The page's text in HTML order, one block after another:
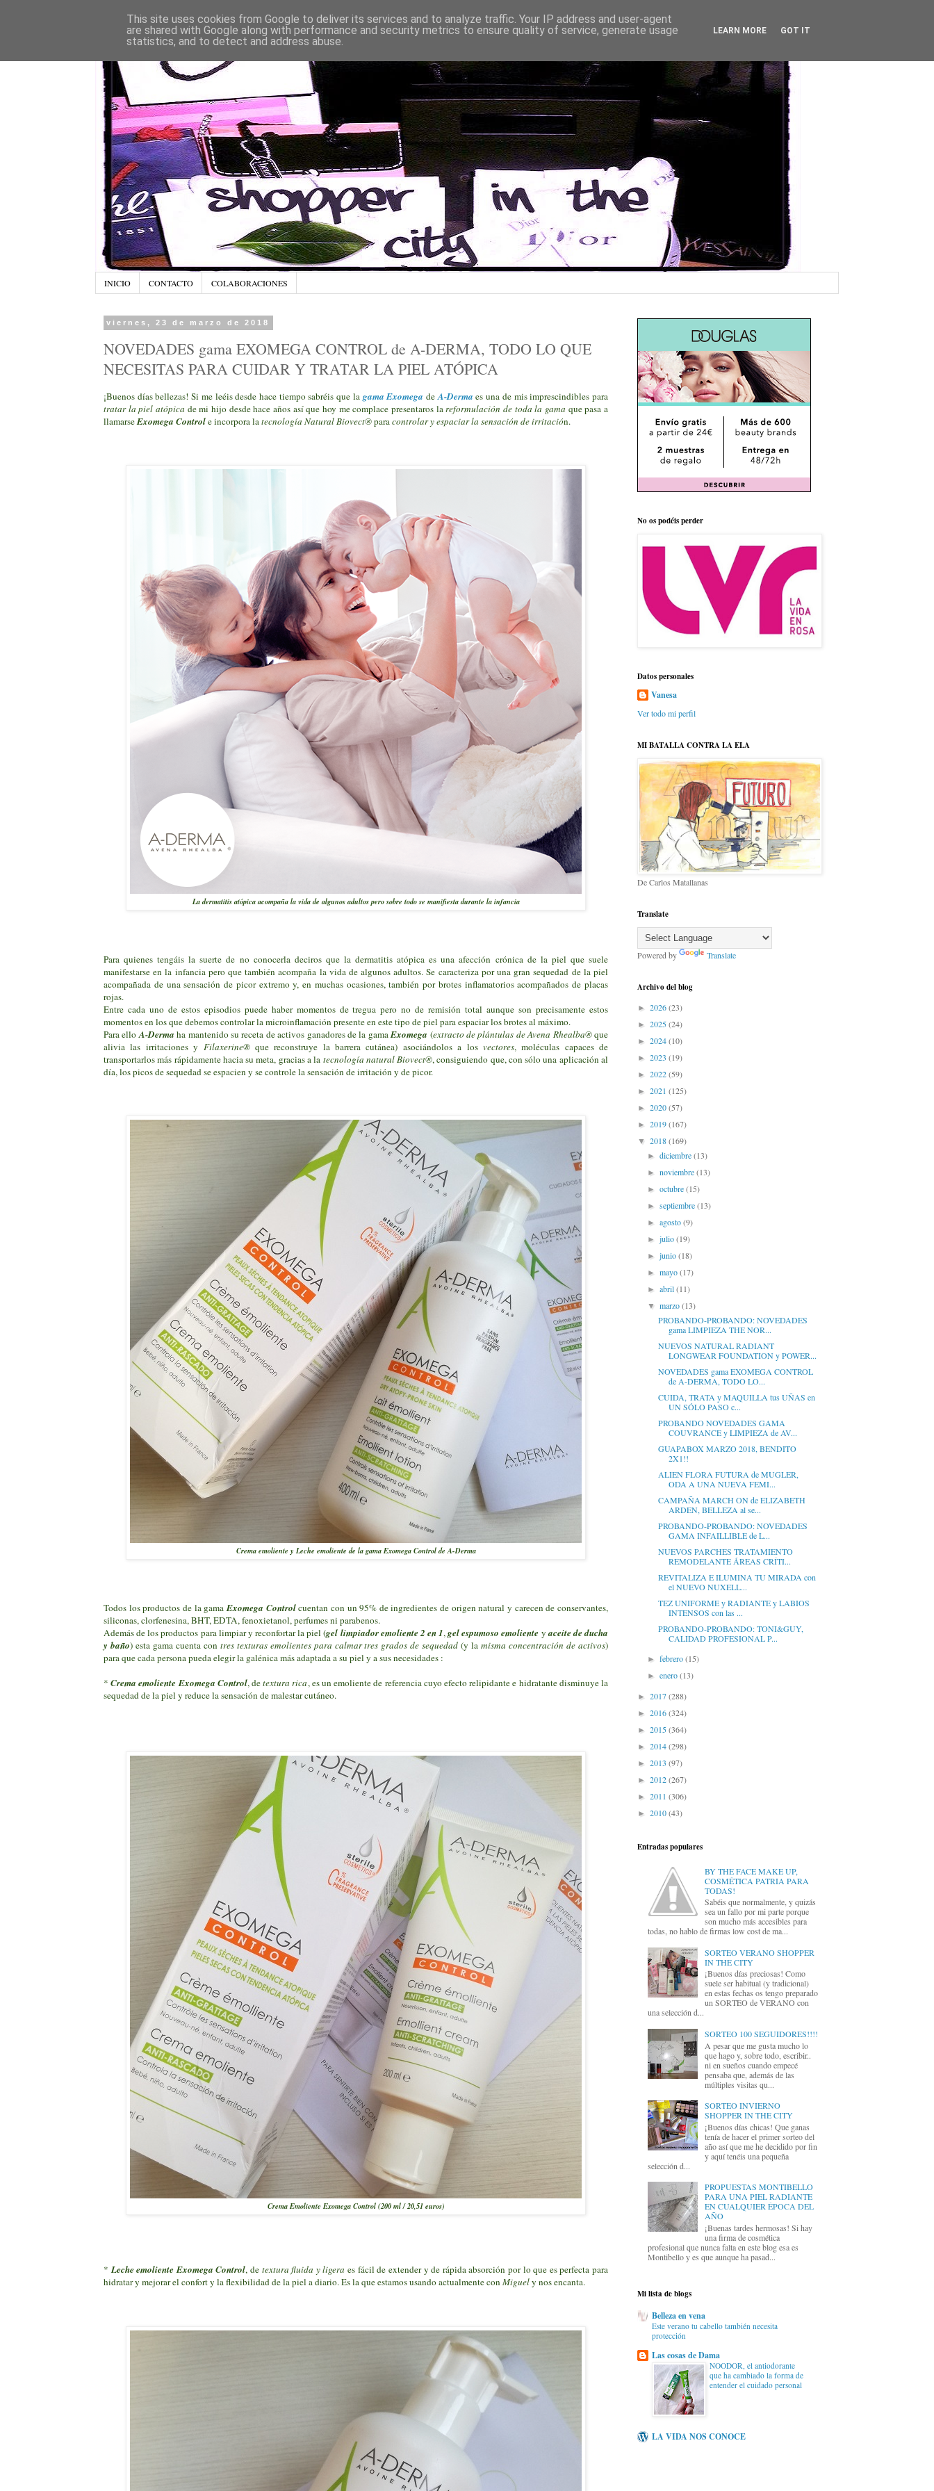
INICIO CONTACTO COLABORACIONES
viernes, 23 de marzo de 2018
NOVEDADES gama EXOMEGA CONTROL de A-DERMA, TODO LO QUE
NECESITAS PARA CUIDAR Y TRATAR LA PIEL ATÓPICA
¡Buenos días bellezas! Si me leéis desde hace tiempo sabréis que la gama Exomega deA-Derma es una de mis imprescindibles para
tratar la piel atópica de mi hijo desde hace años así que hoy me complace presentaros lareformulación de toda la gama que pasa a
llamarseExomega Controle incorpora latecnología Natural Biovect®paracontrolar y espaciar la sensación de irritación.
La dermatitis atópica acompaña la vida de algunos adultos pero sobre todo se manifiesta durante la infancia
Para quienes tengáis la suerte de no conocerla deciros que la dermatitis atópica es una afección crónica de la piel que suele
manifestarse en la infancia pero que también acompaña la vida de algunos adultos. Se caracteriza por una gran sequedad de la piel
acompañada de una sensación de picor extremo y, en muchas ocasiones, también por brotes inflamatorios acompañados de placas
rojas.
Entre cada uno de estos episodios puede haber momentos de tregua pero no de remisión total aunque son precisamente estos
momentos en los que debemos controlar la microinflamación presente en este tipo de piel para espaciar los brotes al máximo.
Para elloA-Derma ha mantenido su receta de activos ganadores de la gamaExomega (extracto de plántulas de Avena Rhealba®que
alivia las irritaciones y Filaxerine®que reconstruye la barrera cutánea) asociándolos a los vectores, moléculas capaces de
transportarlos más rápidamente hacia su meta, gracias a la tecnología natural Biovect®, consiguiendo que, con sólo una aplicación al
día, los picos de sequedad se espacien y se controle la sensación de irritación y de picor.
Crema emoliente y Leche emoliente de la gama Exomega Control de A-Derma
Todos los productos de la gamaExomega Controlcuentan con un 95% de ingredientes de origen natural y carecen de conservantes,
siliconas, clorfenesina, BHT, EDTA, fenoxietanol, perfumes ni parabenos.
Además de los productos para limpiar y reconfortar la piel (gel limpiador emoliente 2 en 1,gel espumoso emoliente yaceite de ducha
y baño) esta gama cuenta con tres texturas emolientes para calmar tres grados de sequedad (y lamisma concentración de activos)
para que cada persona pueda elegir la galénica más adaptada a su piel y a sus necesidades :
*Crema emoliente Exomega Control, detextura rica, es un emoliente de referencia cuyo efecto relipidante e hidratante disminuye la
sequedad de la piel y reduce la sensación de malestar cutáneo.
Crema Emoliente Exomega Control (200 ml / 20,51 euros)
*Leche emoliente Exomega Control, de textura fluida y ligera es fácil de extender y de rápida absorción por lo que es perfecta para
hidratar y mejorar el confort y la flexibilidad de la piel a diario. Es la que estamos usando actualmente con Miguely nos encanta.
No os podéis perder
Datos personales
Vanesa
Ver todo mi perfil
MI BATALLA CONTRA LA ELA
De Carlos Matallanas
Translate
Powered by Translate
Archivo del blog
► 2026(23)
► 2025(24)
► 2024(10)
► 2023 (19)
► 2022(59)
► 2021 (125)
► 2020(57)
► 2019(167)
▼ 2018(169)
►diciembre(13)
►noviembre(13)
►octubre(15)
►septiembre(13)
►agosto(9)
►julio(19)
►junio(18)
►mayo(17)
►abril(11)
▼marzo(13)
PROBANDO-PROBANDO: NOVEDADES
gama LIMPIEZA THE NOR...
NUEVOS NATURAL RADIANT
LONGWEAR FOUNDATION y POWER...
NOVEDADES gama EXOMEGA CONTROL
de A-DERMA, TODO LO...
CUIDA, TRATA y MAQUILLA tus UÑAS en
UN SÓLO PASO c...
PROBANDO NOVEDADES GAMA
COUVRANCE y LIMPIEZA de AV...
GUAPABOX MARZO 2018, BENDITO
2X1!!
ALIEN FLORA FUTURA de MUGLER,
ODA A UNA NUEVA FEMI...
CAMPAÑA MARCH ON de ELIZABETH
ARDEN, BELLEZA al se...
PROBANDO-PROBANDO: NOVEDADES
GAMA INFAILLIBLE de L...
NUEVOS PARCHES TRATAMIENTO
REMODELANTE ÁREAS CRÍTI...
REVITALIZA E ILUMINA TU MIRADA con
el NUEVO NUXELL...
TEZ UNIFORME y RADIANTE y LABIOS
INTENSOS con las ...
PROBANDO-PROBANDO: TONI&GUY,
CALIDAD PROFESIONAL P...
►febrero(15)
►enero(13)
► 2017(288)
► 2016(324)
► 2015(364)
► 2014(298)
► 2013 (97)
► 2012(267)
► 2011 (306)
► 2010(43)
Entradas populares
BY THE FACE MAKE UP,
COSMÉTICA PATRIA PARA
TODAS!
Sabéis que normalmente, y quizás
sea un fallo por mi parte porque
son mucho más accesibles para
todas, no hablo de firmas low cost de ma...
SORTEO VERANO SHOPPER
IN THE CITY
¡Buenos días preciosas! Como
suele ser habitual (y tradicional)
en estas fechas os tengo preparado
un SORTEO de VERANO con
una selección d...
SORTEO 100 SEGUIDORES!!!!
A pesar que me gusta mucho lo
que hago y, sobre todo, escribir..
ni en sueños cuando empecé
pensaba que, además de las
múltiples visitas qu...
SORTEO INVIERNO
SHOPPER IN THE CITY
¡Buenos días chicas! Que ganas
tenía de hacer el primer sorteo del
año así que me he decidido por fin
y aquí tenéis una pequeña
selección d...
PROPUESTAS MONTIBELLO
PARA UNA PIEL RADIANTE
EN CUALQUIER ÉPOCA DEL
AÑO
¡Buenas tardes hermosas! Si hay
una firma de cosmética
profesional que nunca falta en este blog esa es
Montibello y es que aunque ha pasad...
Mi lista de blogs
Belleza en vena
Este verano tu cabello también necesita
protección
Las cosas de Dama
NOODOR, el antiodorante
que ha cambiado la forma de
entender el cuidado personal
LA VIDA NOS CONOCE
This site uses cookies from Google to deliver its services and to analyze traffic. Your IP address and user-agent
are shared with Google along with performance and security metrics to ensure quality of service, generate usage
statistics, and to detect and address abuse.
LEARN MORE GOT IT